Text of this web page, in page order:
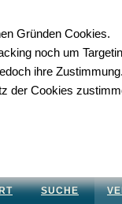
SUCHE
Gründen Cookies.
noch um
ihre Zustimmung.
der Cookies